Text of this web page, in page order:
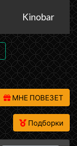
Kinobar
МНЕ ПОВЕЗЕТ
Подборки